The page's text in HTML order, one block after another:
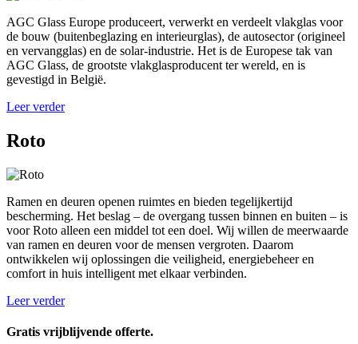
AGC Glass Europe produceert, verwerkt en verdeelt vlakglas voor
de bouw (buitenbeglazing en interieurglas), de autosector (origineel
en vervangglas) en de solar-industrie. Het is de Europese tak van
AGC Glass, de grootste vlakglasproducent ter wereld, en is
gevestigd in België.
Leer verder
Roto
Ramen en deuren openen ruimtes en bieden tegelijkertijd
bescherming. Het beslag – de overgang tussen binnen en buiten – is
voor Roto alleen een middel tot een doel. Wij willen de meerwaarde
van ramen en deuren voor de mensen vergroten. Daarom
ontwikkelen wij oplossingen die veiligheid, energiebeheer en
comfort in huis intelligent met elkaar verbinden.
Leer verder
Gratis vrijblijvende offerte.